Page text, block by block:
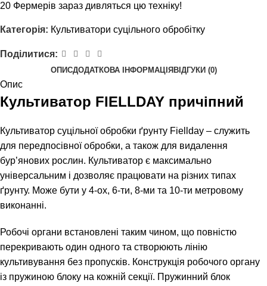
20 Фермерів зараз дивляться цю техніку!
Категорія: Культиватори суцільного обробітку
Поділитися:
ОПИСДОДАТКОВА ІНФОРМАЦІЯ ВІДГУКИ (0)
Опис
Культиватор FIELLDAY причіпний
Культиватор суцільної обробки ґрунту Fiellday – служить
для передпосівної обробки, а також для видалення
бур’янових рослин. Культиватор є максимально
універсальним і дозволяє працювати на різних типах
ґрунту. Може бути у 4-ох, 6-ти, 8-ми та 10-ти метровому
виконанні.
Робочі органи встановлені таким чином, що повністю
перекривають один одного та створюють лінію
культивування без пропусків. Конструкція робочого органу
із пружиною блоку на кожній секції. Пружинний блок